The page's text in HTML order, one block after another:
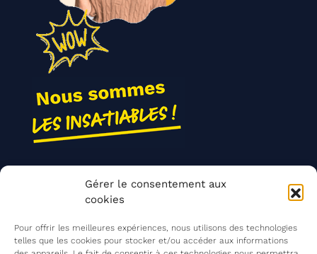
Gérer le consentement aux
cookies
Pour offrir les meilleures expériences, nous utilisons des technologies
telles que les cookies pour stocker et/ou accéder aux informations
Agir ensemble